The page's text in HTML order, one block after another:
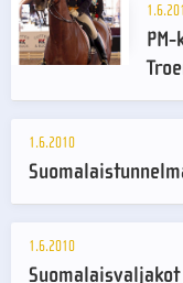
1.6.2010
1.6.2010